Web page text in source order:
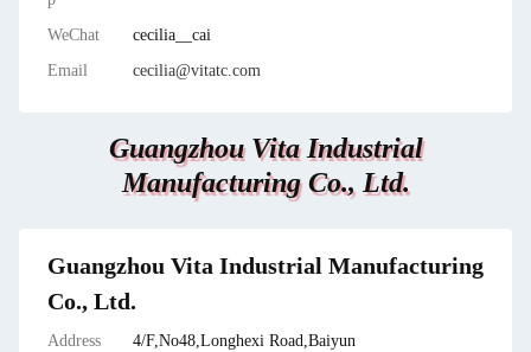
WeChat
cecilia__cai
Email
cecilia@vitatc.com
Guangzhou Vita Industrial
Manufacturing Co., Ltd.
Guangzhou Vita Industrial Manufacturing
Co., Ltd.
Address
4/F,No48,Longhexi Road,Baiyun